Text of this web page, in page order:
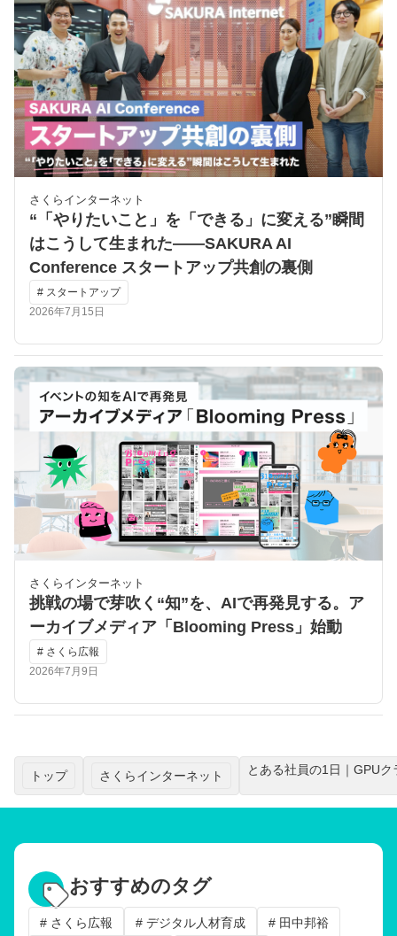
さくらインターネット
“「やりたいこと」を「できる」に変える”瞬間
はこうして生まれた――SAKURA AI
Conference スタートアップ共創の裏側
# スタートアップ
2026年7月15日
さくらインターネット
挑戦の場で芽吹く“知”を、AIで再発見する。ア
ーカイブメディア「Blooming Press」始動
# さくら広報
2026年7月9日
トップ さくらインターネット とある社員の1日｜GPU
おすすめのタグ
# さくら広報 # デジタル人材育成
# 田中邦裕